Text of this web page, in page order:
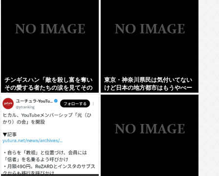
チンギスハン「敵を殺し富を奪い
その愛する者たちの涙を見てその
び」
東京・神奈川県民は気付いてない
けど日本の地方都市はもうやべー
ぞ